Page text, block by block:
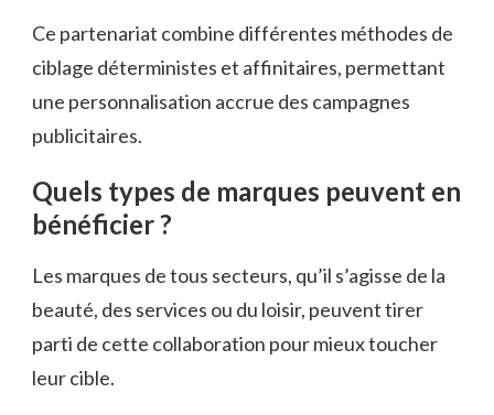
Ce partenariat combine différentes méthodes de
ciblage déterministes et affinitaires, permettant
une personnalisation accrue des campagnes
publicitaires.
Quels types de marques peuvent en
bénéficier ?
Les marques de tous secteurs, qu’il s’agisse de la
beauté, des services ou du loisir, peuvent tirer
parti de cette collaboration pour mieux toucher
leur cible.